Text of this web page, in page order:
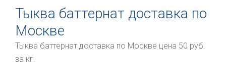
Тыква баттернат доставка по
Москве
Тыква баттернат доставка по Москве цена 50 руб.
за кг.